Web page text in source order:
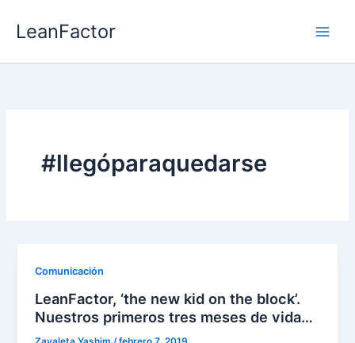
LeanFactor
#llegóparaquedarse
Comunicación
LeanFactor, ‘the new kid on the block’.
Nuestros primeros tres meses de vida…